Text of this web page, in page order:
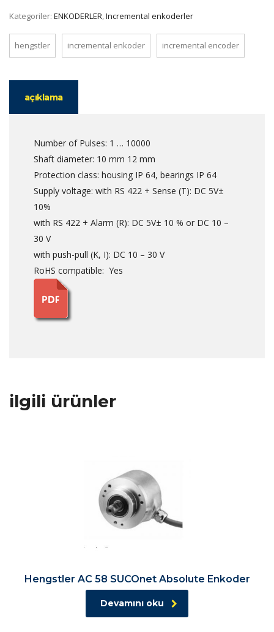
Kategoriler: ENKODERLER,Incremental enkoderler
hengstler incremental enkoder incremental encoder
açıklama
Number of Pulses: 1 … 10000
Shaft diameter: 10 mm 12 mm
Protection class: housing IP 64, bearings IP 64
Supply voltage: with RS 422 + Sense (T): DC 5V±
10%
with RS 422 + Alarm (R): DC 5V± 10 % or DC 10 –
30 V
with push-pull (K, I): DC 10 – 30 V
RoHS compatible: Yes
ilgili ürünler
Hengstler AC 58 SUCOnet Absolute Enkoder
Devamını oku